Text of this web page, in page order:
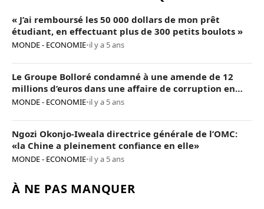
« J’ai remboursé les 50 000 dollars de mon prêt
étudiant, en effectuant plus de 300 petits boulots »
MONDE - ECONOMIE•il y a 5 ans
Le Groupe Bolloré condamné à une amende de 12
millions d’euros dans une affaire de corruption en
Afrique
MONDE - ECONOMIE•il y a 5 ans
Ngozi Okonjo-Iweala directrice générale de l’OMC:
«la Chine a pleinement confiance en elle»
MONDE - ECONOMIE•il y a 5 ans
À NE PAS MANQUER